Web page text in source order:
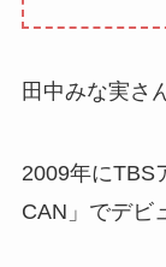
田中みな実さ
2009年にTBS
CAN」でデビ